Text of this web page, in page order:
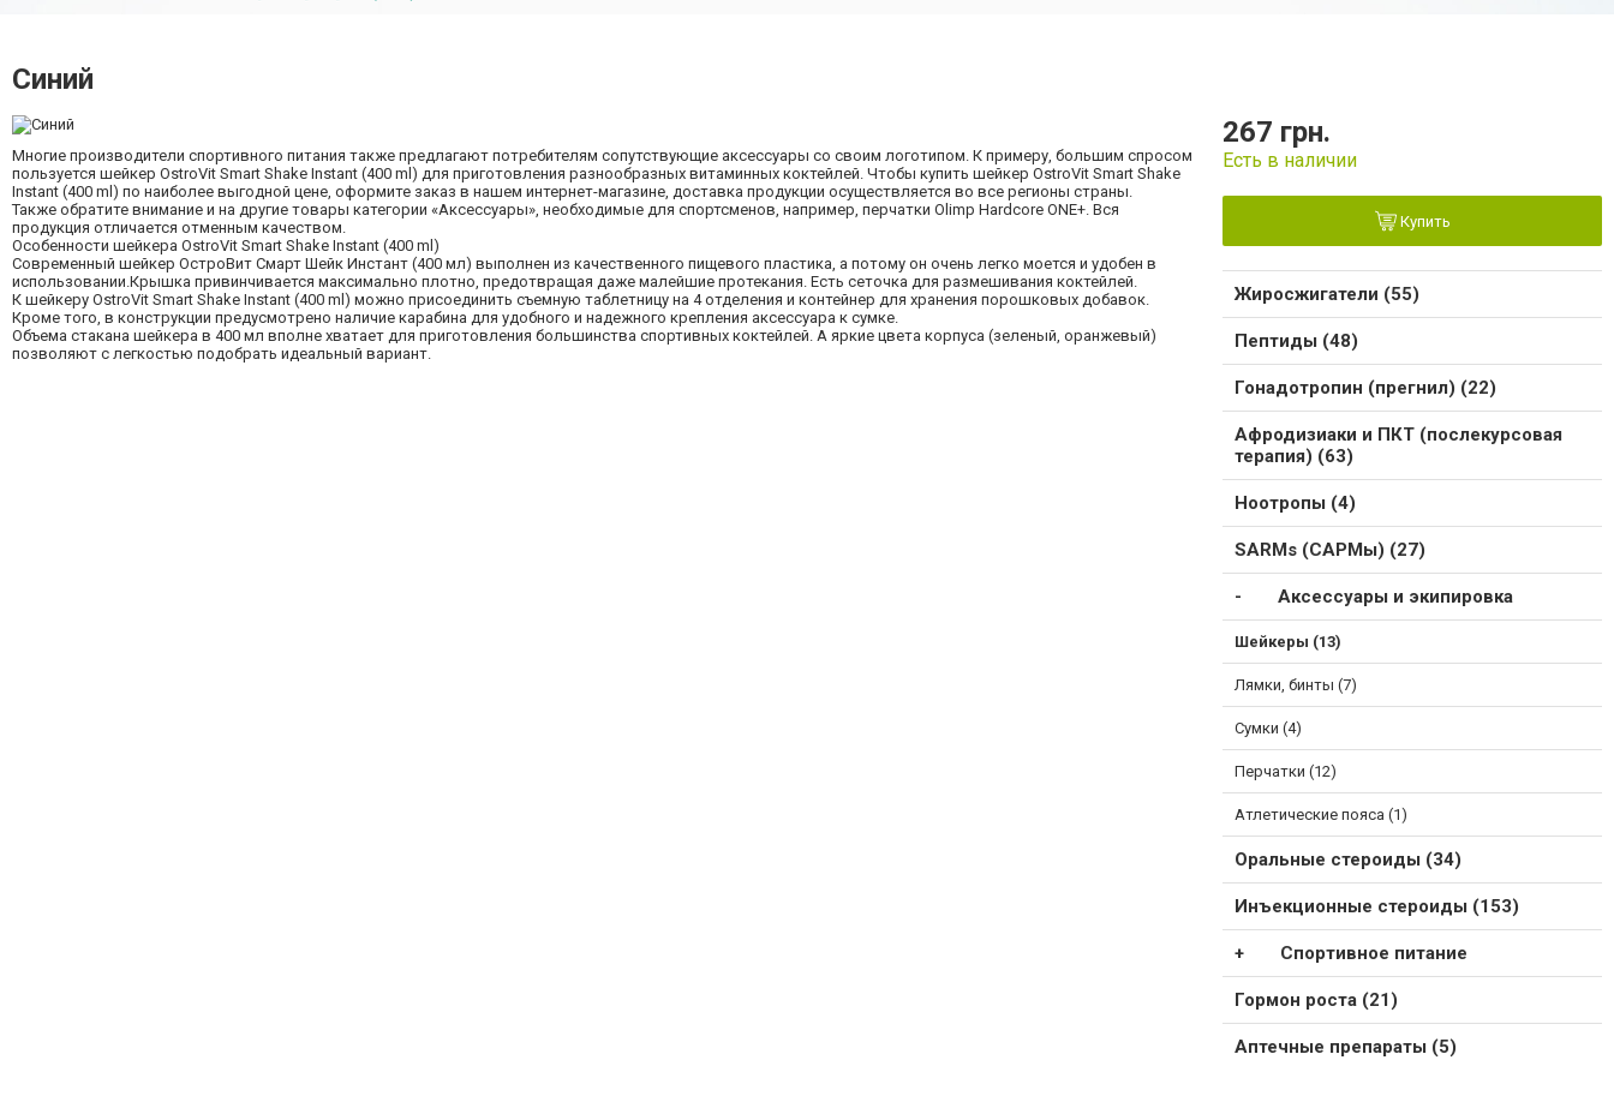
Синий
Многие производители спортивного питания также предлагают потребителям сопутствующие аксессуары со своим логотипом. К примеру, большим спросом
пользуется шейкер OstroVit Smart Shake Instant (400 ml) для приготовления разнообразных витаминных коктейлей. Чтобы купить шейкер OstroVit Smart Shake
Instant (400 ml) по наиболее выгодной цене, оформите заказ в нашем интернет-магазине, доставка продукции осуществляется во все регионы страны.
Также обратите внимание и на другие товары категории «Аксессуары», необходимые для спортсменов, например, перчатки Olimp Hardcore ONE+. Вся
продукция отличается отменным качеством.
Особенности шейкера OstroVit Smart Shake Instant (400 ml)
Современный шейкер ОстроВит Смарт Шейк Инстант (400 мл) выполнен из качественного пищевого пластика, а потому он очень легко моется и удобен в
использовании.Крышка привинчивается максимально плотно, предотвращая даже малейшие протекания. Есть сеточка для размешивания коктейлей.
К шейкеру OstroVit Smart Shake Instant (400 ml) можно присоединить съемную таблетницу на 4 отделения и контейнер для хранения порошковых добавок.
Кроме того, в конструкции предусмотрено наличие карабина для удобного и надежного крепления аксессуара к сумке.
Объема стакана шейкера в 400 мл вполне хватает для приготовления большинства спортивных коктейлей. А яркие цвета корпуса (зеленый, оранжевый)
позволяют с легкостью подобрать идеальный вариант.
267 грн.
Есть в наличии
Купить
Жиросжигатели (55)
Пептиды (48)
Гонадотропин (прегнил) (22)
Афродизиаки и ПКТ (послекурсовая
терапия) (63)
Ноотропы (4)
SARMs (САРМы) (27)
Аксессуары и экипировка
Шейкеры (13)
Лямки, бинты (7)
Сумки (4)
Перчатки (12)
Атлетические пояса (1)
Оральные стероиды (34)
Инъекционные стероиды (153)
Спортивное питание
Гормон роста (21)
Аптечные препараты (5)